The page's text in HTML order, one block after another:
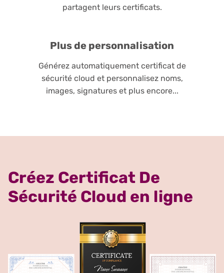
partagent leurs certificats.
Plus de personnalisation
Générez automatiquement certificat de
sécurité cloud et personnalisez noms,
images, signatures et plus encore...
Créez Certificat De
Sécurité Cloud en ligne